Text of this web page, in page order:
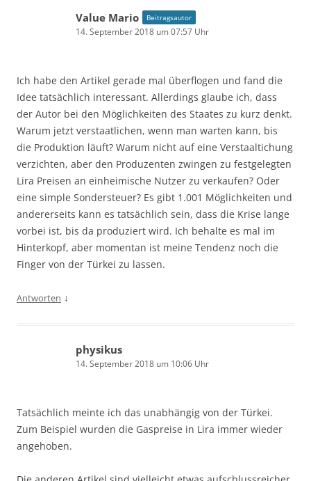
Value Mario Beitragsautor
14. September 2018 um 07:57 Uhr
Ich habe den Artikel gerade mal überflogen und fand die
Idee tatsächlich interessant. Allerdings glaube ich, dass
der Autor bei den Möglichkeiten des Staates zu kurz denkt.
Warum jetzt verstaatlichen, wenn man warten kann, bis
die Produktion läuft? Warum nicht auf eine Verstaaltichung
verzichten, aber den Produzenten zwingen zu festgelegten
Lira Preisen an einheimische Nutzer zu verkaufen? Oder
eine simple Sondersteuer? Es gibt 1.001 Möglichkeiten und
andererseits kann es tatsächlich sein, dass die Krise lange
vorbei ist, bis da produziert wird. Ich behalte es mal im
Hinterkopf, aber momentan ist meine Tendenz noch die
Finger von der Türkei zu lassen.
Antworten ↓
physikus
14. September 2018 um 10:06 Uhr
Tatsächlich meinte ich das unabhängig von der Türkei.
Zum Beispiel wurden die Gaspreise in Lira immer wieder
angehoben.